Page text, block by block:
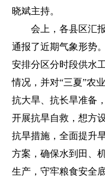
晓斌主持。
会上，各县区汇
通报了近期气象形势
安排分区分时段供水
情况，并对“三夏”农
抗大旱、抗长旱准备
开展抗旱自救，想方
抗旱措施，全面提升
方案，确保水到田、
生产，守牢粮食安全